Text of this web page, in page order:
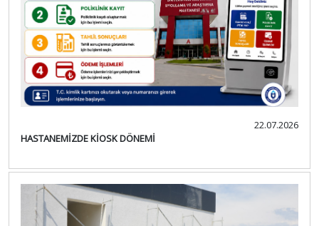
22.07.2026
HASTANEMİZDE KİOSK DÖNEMİ